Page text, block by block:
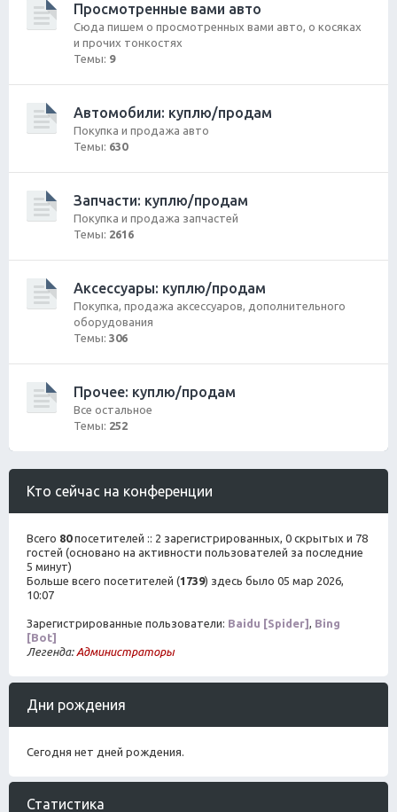
Просмотренные вами авто
Сюда пишем о просмотренных вами авто, о косяках
и прочих тонкостях
Темы: 9
Автомобили: куплю/продам
Покупка и продажа авто
Темы: 630
Запчасти: куплю/продам
Покупка и продажа запчастей
Темы: 2616
Аксессуары: куплю/продам
Покупка, продажа аксессуаров, дополнительного
оборудования
Темы: 306
Прочее: куплю/продам
Все остальное
Темы: 252
Кто сейчас на конференции
Всего 80посетителей :: 2 зарегистрированных, 0 скрытых и 78
гостей (основано на активности пользователей за последние
5 минут)
Больше всего посетителей (1739) здесь было 05 мар 2026,
10:07
Зарегистрированные пользователи: Baidu [Spider] , Bing
[Bot]
Легенда: Администраторы
Дни рождения
Сегодня нет дней рождения.
Статистика